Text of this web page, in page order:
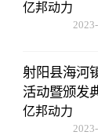
亿邦动力
射阳县海河
活动暨颁发
亿邦动力